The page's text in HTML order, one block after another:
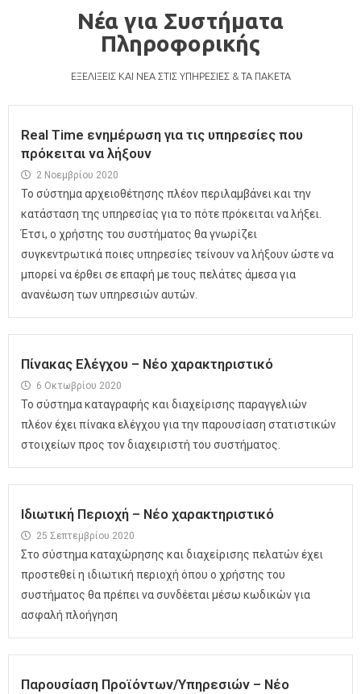
Νέα για Συστήματα
Πληροφορικής
ΕΞΕΛΙΞΕΙΣ ΚΑΙ ΝΕΑ ΣΤΙΣ ΥΠΗΡΕΣΙΕΣ & ΤΑ ΠΑΚΕΤΑ
Real Time ενημέρωση για τις υπηρεσίες που
πρόκειται να λήξουν
2 Νοεμβρίου 2020
Το σύστημα αρχειοθέτησης πλέον περιλαμβάνει και την
κατάσταση της υπηρεσίας για το πότε πρόκειται να λήξει.
Έτσι, ο χρήστης του συστήματος θα γνωρίζει
συγκεντρωτικά ποιες υπηρεσίες τείνουν να λήξουν ώστε να
μπορεί να έρθει σε επαφή με τους πελάτες άμεσα για
ανανέωση των υπηρεσιών αυτών.
Πίνακας Ελέγχου – Νέο χαρακτηριστικό
6 Οκτωβρίου 2020
Το σύστημα καταγραφής και διαχείρισης παραγγελιών
πλέον έχει πίνακα ελέγχου για την παρουσίαση στατιστικών
στοιχείων προς τον διαχειριστή του συστήματος.
Ιδιωτική Περιοχή – Νέο χαρακτηριστικό
25 Σεπτεμβρίου 2020
Στο σύστημα καταχώρησης και διαχείρισης πελατών έχει
προστεθεί η ιδιωτική περιοχή όπου ο χρήστης του
συστήματος θα πρέπει να συνδέεται μέσω κωδικών για
ασφαλή πλοήγηση
Παρουσίαση Προϊόντων/Υπηρεσιών – Νέο